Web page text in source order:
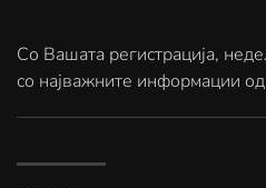
Со Вашата регистрација,
со најважните информации